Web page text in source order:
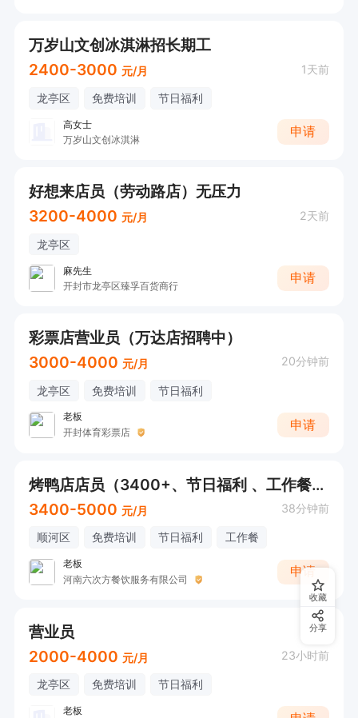
万岁山文创冰淇淋招长期工
2400-3000 元/月 1天前
龙亭区 免费培训 节日福利
高女士
万岁山文创冰淇淋
申请
好想来店员（劳动路店）无压力
3200-4000 元/月 2天前
龙亭区
麻先生
开封市龙亭区臻孚百货商行
申请
彩票店营业员（万达店招聘中）
3000-4000 元/月 20分钟前
龙亭区 免费培训 节日福利
老板
开封体育彩票店
申请
烤鸭店店员（3400+、节日福利 、工作餐、不要假期工）
3400-5000 元/月 38分钟前
顺河区 免费培训 节日福利 工作餐
老板
河南六次方餐饮服务有限公司
申请
营业员
2000-4000 元/月 23小时前
龙亭区 免费培训 节日福利
老板
收藏
分享